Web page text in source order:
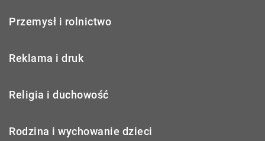
Przemysł i rolnictwo
Reklama i druk
Religia i duchowość
Rodzina i wychowanie dzieci